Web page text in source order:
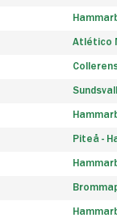
Atlético
Piteå -